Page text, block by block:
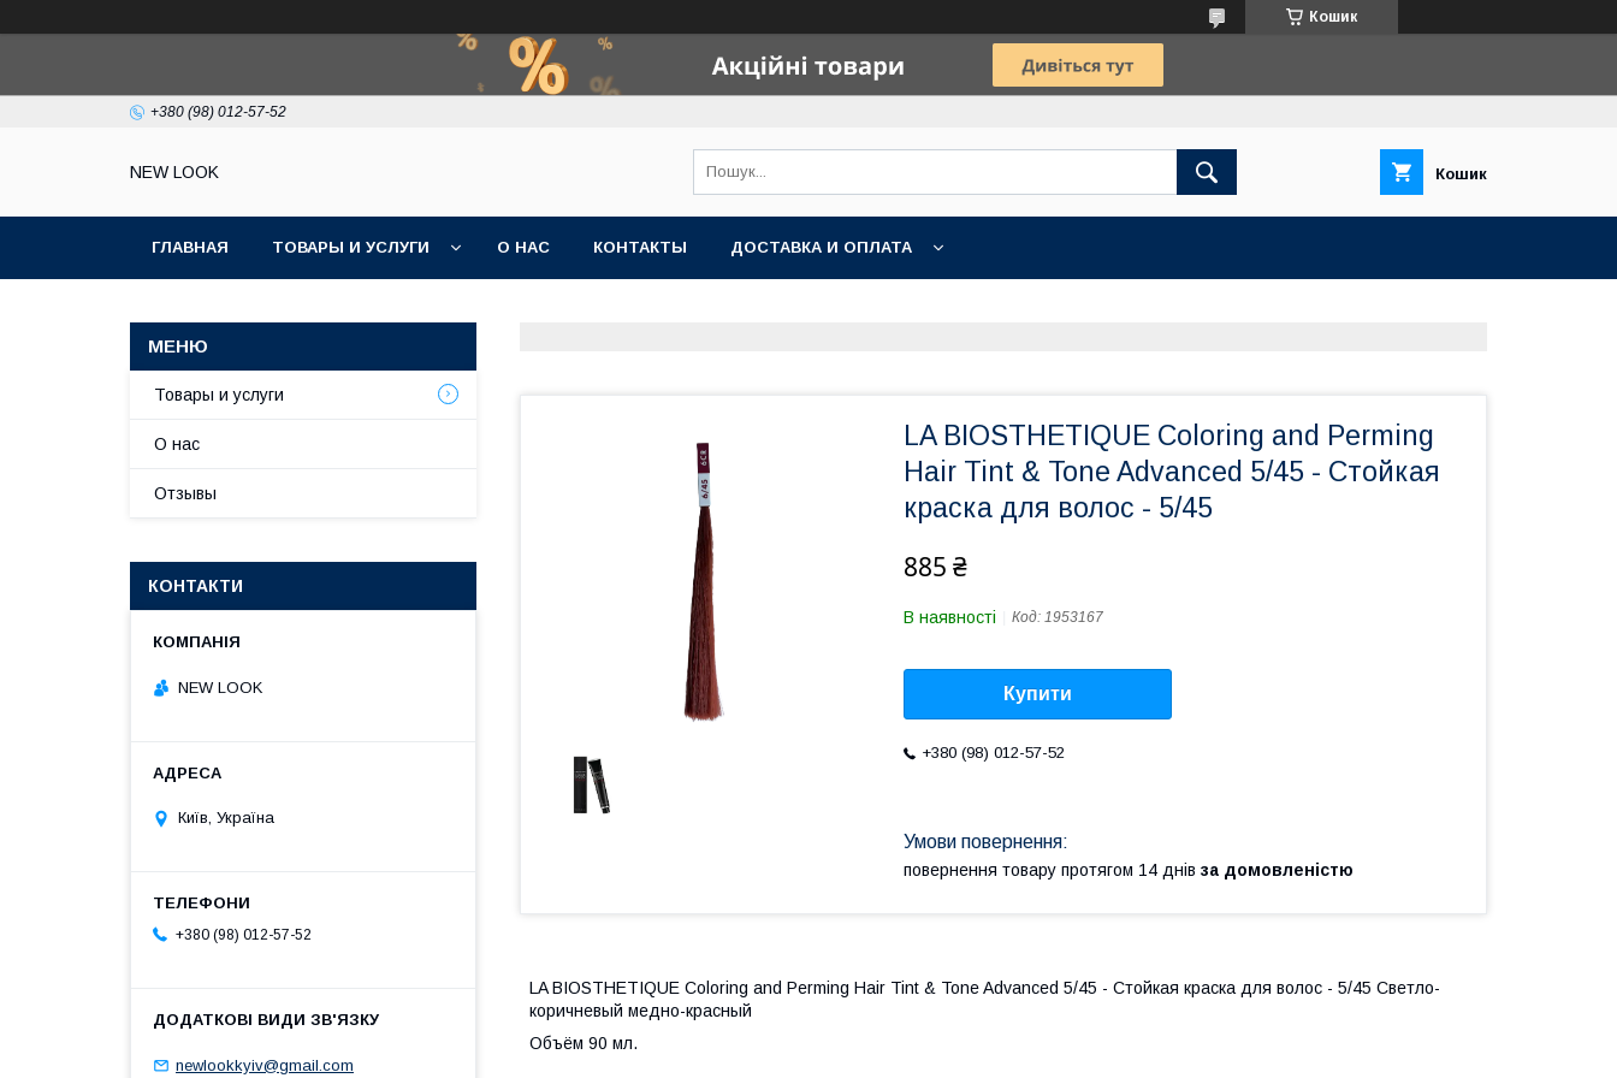
Кошик
+380 (98) 012-57-52
NEW LOOK Кошик
ГЛАВНАЯ ТОВАРЫ И УСЛУГИ О НАС КОНТАКТЫ ДОСТАВКА И ОПЛАТА
LA BIOSTHETIQUE Coloring and Perming
Hair Tint & Tone Advanced 5/45 - Стойкая
краска для волос - 5/45
885 ₴
В наявності Код: 1953167
Купити
+380 (98) 012-57-52
повернення товару протягом 14 днів за домовленістю
LA BIOSTHETIQUE Coloring and Perming Hair Tint & Tone Advanced 5/45 - Стойкая краска для волос - 5/45 Светло-
коричневый медно-красный
Объём 90 мл.
Товары и услуги
О нас
Отзывы
КОНТАКТИ
NEW LOOK
Київ, Україна
+380 (98) 012-57-52
newlookkyiv@gmail.com